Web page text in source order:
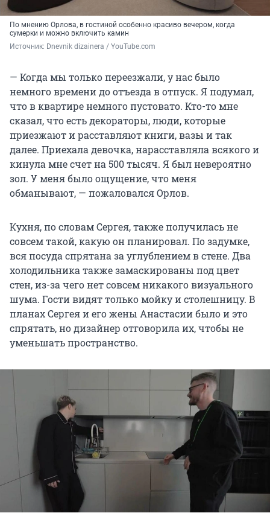
По мнению Орлова, в гостиной особенно красиво вечером, когда
сумерки и можно включить камин
Источник: Dnevnik dizainera / YouTube.com
— Когда мы только переезжали, у нас было
немного времени до отъезда в отпуск. Я подумал,
что в квартире немного пустовато. Кто-то мне
сказал, что есть декораторы, люди, которые
приезжают и расставляют книги, вазы и так
далее. Приехала девочка, нарасставляла всякого и
кинула мне счет на 500 тысяч. Я был невероятно
зол. У меня было ощущение, что меня
обманывают, — пожаловался Орлов.
Кухня, по словам Сергея, также получилась не
совсем такой, какую он планировал. По задумке,
вся посуда спрятана за углублением в стене. Два
холодильника также замаскированы под цвет
стен, из-за чего нет совсем никакого визуального
шума. Гости видят только мойку и столешницу. В
планах Сергея и его жены Анастасии было и это
спрятать, но дизайнер отговорила их, чтобы не
уменьшать пространство.